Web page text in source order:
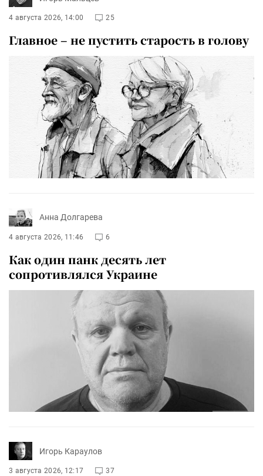
4 августа 2026, 14:00 25
Главное – не пустить старость в голову
Анна Долгарева
4 августа 2026, 11:46 6
Как один панк десять лет
сопротивлялся Украине
Игорь Караулов
3 августа 2026, 12:17 37